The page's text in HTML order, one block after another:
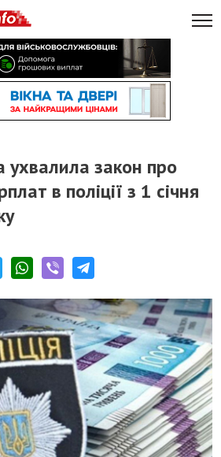
ухвалила закон про
в поліції з 1 січня